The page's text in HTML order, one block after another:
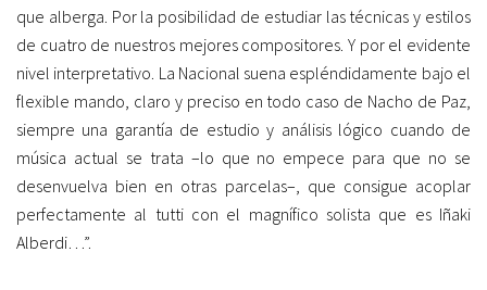
que alberga. Por la posibilidad de estudiar las técnicas y estilos
de cuatro de nuestros mejores compositores. Y por el evidente
nivel interpretativo. La Nacional suena espléndidamente bajo el
flexible mando, claro y preciso en todo caso de Nacho de Paz,
siempre una garantía de estudio y análisis lógico cuando de
música actual se trata –lo que no empece para que no se
desenvuelva bien en otras parcelas–, que consigue acoplar
perfectamente al tutti con el magnífico solista que es Iñaki
Alberdi…”.